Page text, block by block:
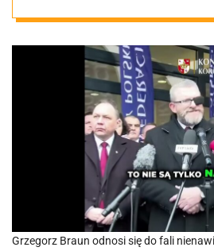
przed
Grzegorz Braun odnosi się do fali